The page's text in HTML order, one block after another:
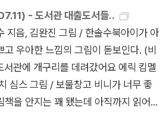
번에 나온 [꼬마 아이를먹을래]도 무
에서도 그렇고 책 표지에 보이는 깔끔
악어의 모습에서 잘 나타난다.빨리 읽
만 어느 새 바람의 아이들과 함께 호흡
생 프레데릭 스테르 그림, 제랄드 스테
의아이들 / 2004년 9월 그래서 어떻게
그림, 최윤정 옮김 / 바람의아이들 / 2
- 도서관 대출도서들..
지음, 김완진 그림 / 한솔수북아이가 아
우아한 느낌의 그림이 돋보인다. (비
관에 개구리를 데려갔어요 에릭 킴멜
심스 그림 / 보물창고 비니가 너무 좋
을 안지는 꽤 됐는데 아직까지 읽어보